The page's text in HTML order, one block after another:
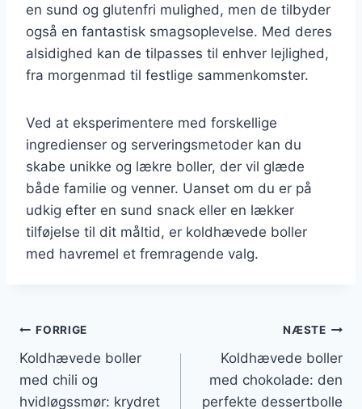
en sund og glutenfri mulighed, men de tilbyder
også en fantastisk smagsoplevelse. Med deres
alsidighed kan de tilpasses til enhver lejlighed,
fra morgenmad til festlige sammenkomster.
Ved at eksperimentere med forskellige
ingredienser og serveringsmetoder kan du
skabe unikke og lækre boller, der vil glæde
både familie og venner. Uanset om du er på
udkig efter en sund snack eller en lækker
tilføjelse til dit måltid, er koldhævede boller
med havremel et fremragende valg.
Indlægsnavigation
FORRIGE
Koldhævede boller
med chili og
hvidløgssmør: krydret
NÆSTE
Koldhævede boller
med chokolade: den
perfekte dessertbolle